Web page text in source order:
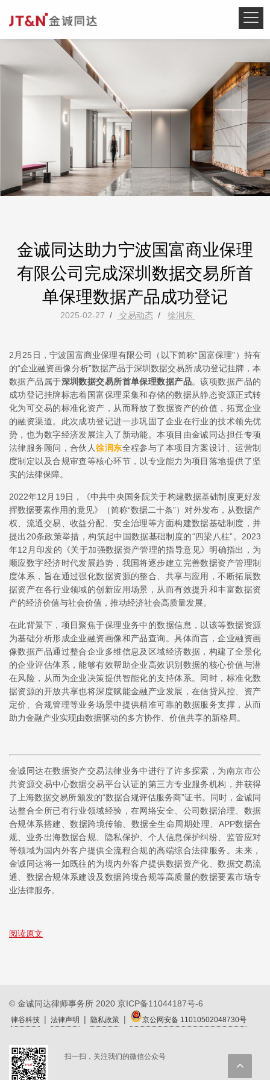
金诚同达助力宁波国富商业保理
有限公司完成深圳数据交易所首
单保理数据产品成功登记
2025-02-27 / 交易动态 / 徐润东
2月25日，宁波国富商业保理有限公司（以下简称“国富保理”）持有
的“企业融资画像分析”数据产品于深圳数据交易所成功登记挂牌，本
数据产品属于深圳数据交易所首单保理数据产品。该项数据产品的
成功登记挂牌标志着国富保理采集和存储的数据从静态资源正式转
化为可交易的标准化资产，从而释放了数据资产的价值，拓宽企业
的融资渠道。此次成功登记进一步巩固了企业在行业的技术领先优
势，也为数字经济发展注入了新动能。本项目由金诚同达担任专项
法律服务顾问，合伙人徐润东全程参与了本项目方案设计、运营制
度制定以及合规审查等核心环节，以专业能力为项目落地提供了坚
实的法律保障。
2022年12月19日，《中共中央国务院关于构建数据基础制度更好发
挥数据要素作用的意见》（简称“数据二十条”）对外发布，从数据产
权、流通交易、收益分配、安全治理等方面构建数据基础制度，并
提出20条政策举措，构筑起中国数据基础制度的“四梁八柱”。2023
年12月印发的《关于加强数据资产管理的指导意见》明确指出，为
顺应数字经济时代发展趋势，我国将逐步建立完善数据资产管理制
度体系，旨在通过强化数据资源的整合、共享与应用，不断拓展数
据资产在各行业领域的创新应用场景，从而有效提升和丰富数据资
产的经济价值与社会价值，推动经济社会高质量发展。
在此背景下，项目聚焦于保理业务中的数据信息，以该等数据资源
为基础分析形成企业融资画像和产品查询。具体而言，企业融资画
像数据产品通过整合企业多维信息及区域经济数据，构建了全景化
的企业评估体系，能够有效帮助企业高效识别数据的核心价值与潜
在风险，从而为企业决策提供智能化的支持体系。同时，标准化数
据资源的开放共享也将深度赋能金融产业发展，在信贷风控、资产
定价、合规管理等业务场景中提供精准可靠的数据服务支撑，从而
助力金融产业实现由数据驱动的多方协作、价值共享的新格局。
金诚同达在数据资产交易法律业务中进行了许多探索，为南京市公
共资源交易中心数据交易平台认证的第三方专业服务机构，并获得
了上海数据交易所颁发的“数据合规评估服务商”证书。同时，金诚同
达整合全所已有行业领域经验，在网络安全、公司数据治理、数据
合规体系搭建、数据跨境传输、数据全生命周期处理、APP数据合
规、业务出海数据合规、隐私保护、个人信息保护纠纷、监管应对
等领域为国内外客户提供全流程合规的高端综合法律服务。未来，
金诚同达将一如既往的为境内外客户提供数据资产化、数据交易流
通、数据合规体系建设及数据跨境合规等高质量的数据要素市场专
业法律服务。
阅读原文
© 金诚同达律师事务所 2020 京ICP备11044187号-6
律谷科技 | 法律声明 | 隐私政策 | 京公网安备 11010502048730号
扫一扫，关注我们的微信公众号